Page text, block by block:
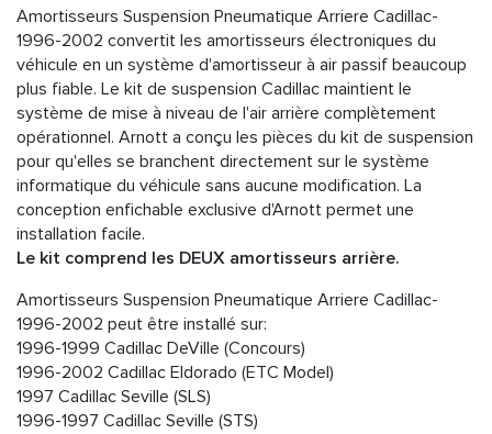
Amortisseurs Suspension Pneumatique Arriere Cadillac-
1996-2002 convertit les amortisseurs électroniques du
véhicule en un système d'amortisseur à air passif beaucoup
plus fiable. Le kit de suspension Cadillac maintient le
système de mise à niveau de l'air arrière complètement
opérationnel. Arnott a conçu les pièces du kit de suspension
pour qu'elles se branchent directement sur le système
informatique du véhicule sans aucune modification. La
conception enfichable exclusive d'Arnott permet une
installation facile.
Le kit comprend les DEUX amortisseurs arrière.
Amortisseurs Suspension Pneumatique Arriere Cadillac-
1996-2002 peut être installé sur:
1996-1999 Cadillac DeVille (Concours)
1996-2002 Cadillac Eldorado (ETC Model)
1997 Cadillac Seville (SLS)
1996-1997 Cadillac Seville (STS)